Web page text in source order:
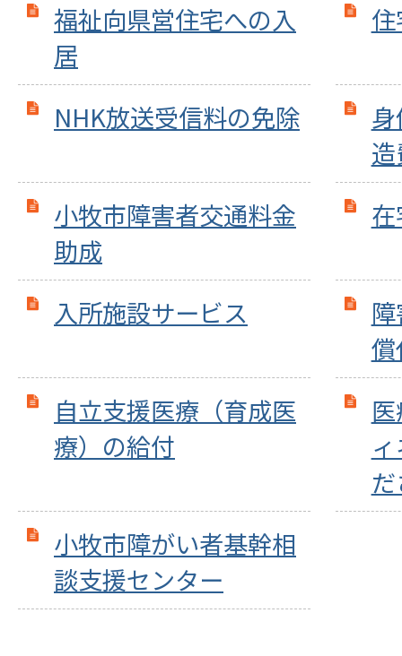
福祉向県営住宅への入
居
NHK放送受信料の免除
小牧市障害者交通料金
助成
入所施設サービス
自立支援医療（育成医
療）の給付
小牧市障がい者基幹相
談支援センター